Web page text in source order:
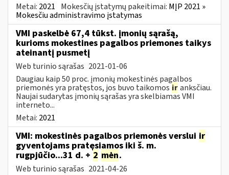
Metai: 2021 Mokesčių įstatymų pakeitimai: MĮP 2021 »
Mokesčiu administravimo įstatymas
VMI paskelbė 67,4 tūkst. įmonių sąrašą,
kurioms mokestines pagalbos priemones taikys
ateinantį pusmetį
Web turinio sąrašas 2021-01-06
Daugiau kaip 50 proc. įmonių mokestinės pagalbos
priemonės yra pratęstos, jos buvo taikomos iranksčiau.
Naujai sudarytas įmonių sąrašas yra skelbiamas VMI
interneto...
Metai: 2021
VMI: mokestinės pagalbos priemonės verslui ir
gyventojams pratęsiamos iki š. m.
rugpjūčio...31 d. + 2 mėn.
Web turinio sąrašas 2021-04-26